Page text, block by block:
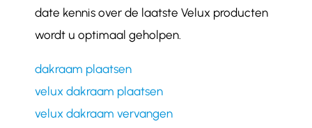
date kennis over de laatste Velux producten
wordt u optimaal geholpen.
dakraam plaatsen
velux dakraam plaatsen
velux dakraam vervangen